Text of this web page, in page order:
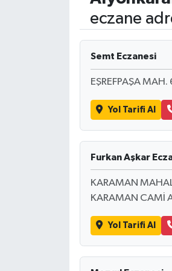
eczane
Semt Eczanesi
EŞREFPAŞA
Yol Tarifi Al
Furkan Aşkar
KARAMAN
KARAMAN CAMİ
Yol Tarifi Al